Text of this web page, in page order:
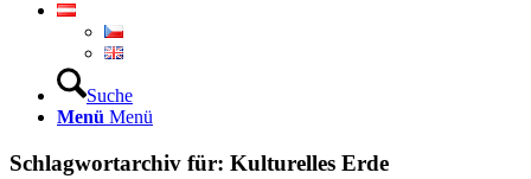
Suche
Menü Menü
Schlagwortarchiv für: Kulturelles Erde